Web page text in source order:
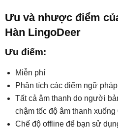
Ưu và nhược điểm
Hàn LingoDeer
Ưu điểm:
Miễn phí
Phân tích các điểm ngữ
Tất cả âm thanh do người
chậm tốc độ âm thanh
Chế độ offline để bạn sử